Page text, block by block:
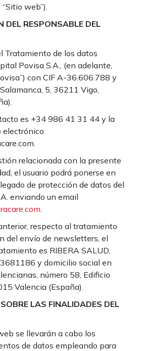
web”).
DEL RESPONSABLE DEL
Tratamiento de los datos
Povisa S.A., (en adelante,
con CIF A-36.606.788 y
5, 36211 Vigo,
es +34 986 41 31 44 y la
electrónico
relacionada con la presente
el usuario podrá ponerse en
de protección de datos del
enviando un email
respecto al tratamiento
del envío de newsletters, el
es RIBERA SALUD,
y domicilio social en
número 58, Edificio
Valencia (España).
LAS FINALIDADES DEL
se llevarán a cabo los
de datos empleando para